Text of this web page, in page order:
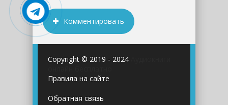
Комментировать
Copyright © 2019 - 2024
Правила на сайте
Обратная связь